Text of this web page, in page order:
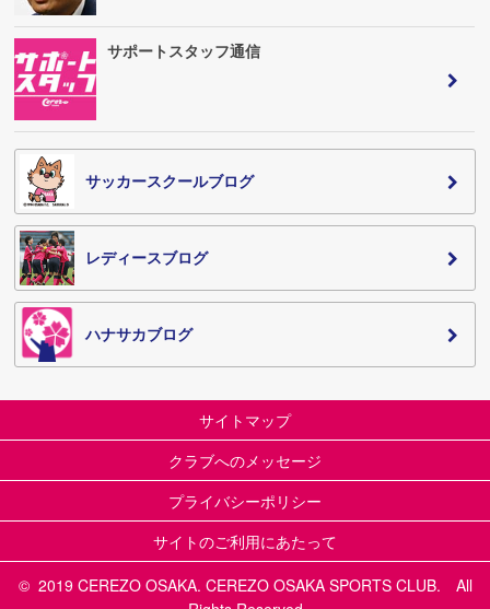
サポートスタッフ通信
サッカースクールブログ
レディースブログ
ハナサカブログ
サイトマップ
クラブへのメッセージ
プライバシーポリシー
サイトのご利用にあたって
© 2019 CEREZO OSAKA. CEREZO OSAKA SPORTS CLUB. All